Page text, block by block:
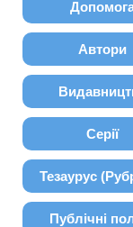
Автори
Серії
Тезаурус
Публічні